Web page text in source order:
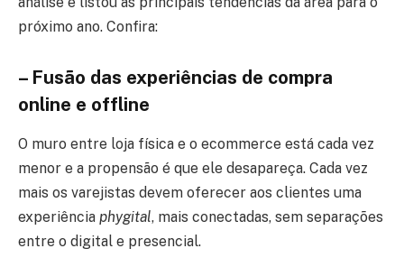
próximo ano. Confira:
– Fusão das experiências de compra
online e offline
O muro entre loja física e o ecommerce está cada vez
menor e a propensão é que ele desapareça. Cada vez
mais os varejistas devem oferecer aos clientes uma
experiência phygital, mais conectadas, sem separações
entre o digital e presencial.